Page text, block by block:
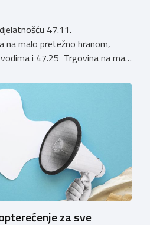
47.11.
na malo pretežno hranom,
i 47.25 Trgovina na malo
pića dužni su uskladiti
tehničko rješenje za
kupca putem
mobilne […]
za sve